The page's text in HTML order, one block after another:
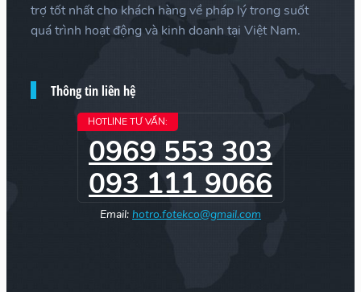
trợ tốt nhất cho khách hàng về pháp lý trong suốt
quá trình hoạt động và kinh doanh tại Việt Nam.
Thông tin liên hệ
HOTLINE TƯ VẤN:
0969 553 303
093 111 9066
Email: hotro.fotekco@gmail.com